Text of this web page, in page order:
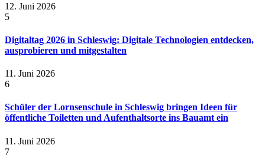
12. Juni 2026
5
Digitaltag 2026 in Schleswig: Digitale Technologien entdecken,
ausprobieren und mitgestalten
11. Juni 2026
6
Schüler der Lornsenschule in Schleswig bringen Ideen für
öffentliche Toiletten und Aufenthaltsorte ins Bauamt ein
11. Juni 2026
7